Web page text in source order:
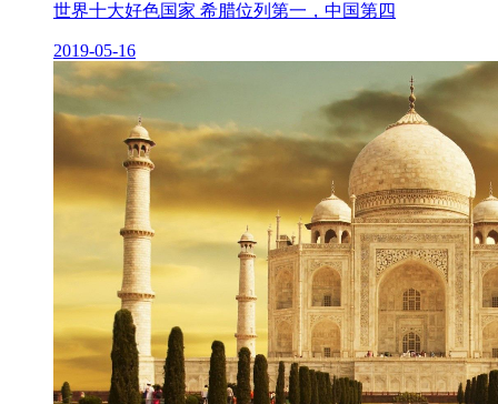
世界十大好色国家 希腊位列第一，中国第四
2019-05-16